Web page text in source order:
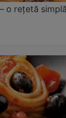
o rețetă